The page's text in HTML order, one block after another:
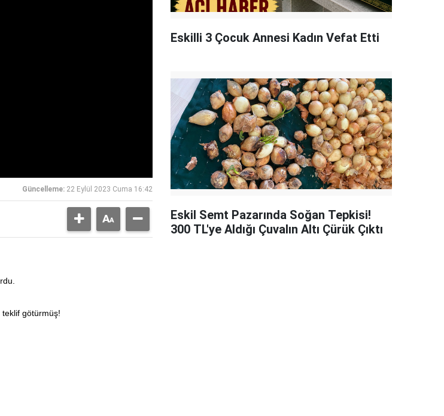
Güncelleme: 22 Eylül 2023 Cuma 16:42
teklif götürmüş!
Eskilli 3 Çocuk Annesi Kadın Vefat Etti
Eskil Semt Pazarında Soğan Tepkisi!
300 TL'ye Aldığı Çuvalın Altı Çürük Çıktı